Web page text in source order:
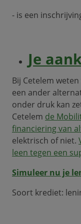
- is een
Je
Bij Cetelem
een ander
onder druk kan
Cetelem de
financiering van
elektrisch of niet.
leen tegen een
Simuleer nu je
Soort krediet: